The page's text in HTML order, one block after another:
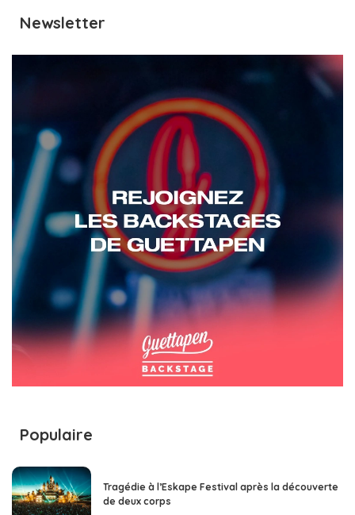
Newsletter
Populaire
Tragédie à l’Eskape Festival après la découverte
de deux corps